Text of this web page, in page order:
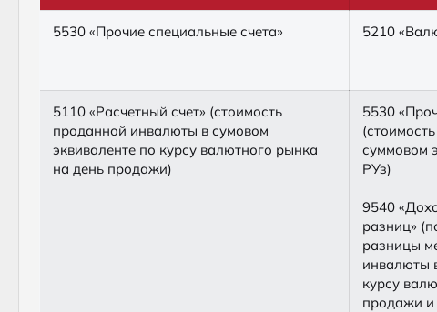
5530 «Прочие специальные счета» 5210
5110 «Расчетный счет» (стоимость
проданной инвалюты в сумовом
эквиваленте по курсу валютного рынка
на день продажи)
5530
суммовом
РУз)
9540
разниц»
разницы
инвалюты
курсу
продажи